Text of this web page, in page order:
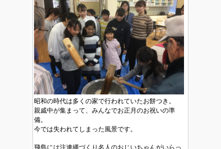
昭和の時代は多くの家で行われていたお餅つき。
親戚中が集まって、みんなでお正月のお祝いの準
備。
今では失われてしまった風景です。
飛島には注連縄づくり名人のおじいちゃんがいらっ